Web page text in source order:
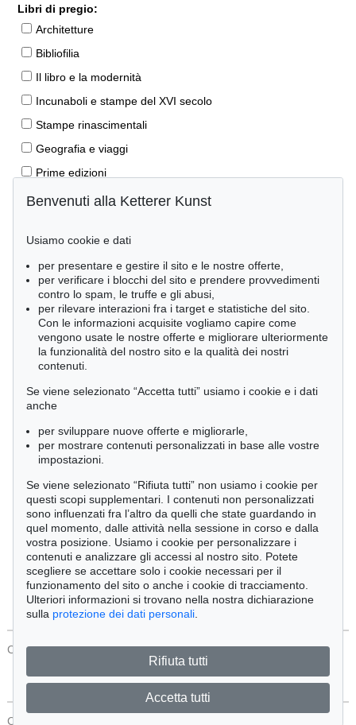
Libri di pregio:
Architetture
Bibliofilia
Il libro e la modernità
Incunaboli e stampe del XVI secolo
Stampe rinascimentali
Geografia e viaggi
Prime edizioni
Manoscritti antichi
Libri per bambini
Lifestyle
Pietre miliari delle scienze naturali
Letteratura classica
Economia e diritto
Meraviglie della natura
Cimelia
Ordine:
Tutti gli oggetti
Solo offerte attuali
Solo oggetti venduti
Cerca
CONTATTI Protezione Dei Dati
CONTATTI
Benvenuti alla Ketterer Kunst
Usiamo cookie e dati
per presentare e gestire il sito e le nostre offerte,
per verificare i blocchi del sito e prendere provvedimenti
contro lo spam, le truffe e gli abusi,
per rilevare interazioni fra i target e statistiche del sito.
Con le informazioni acquisite vogliamo capire come
vengono usate le nostre offerte e migliorare ulteriormente
la funzionalità del nostro sito e la qualità dei nostri
contenuti.
Se viene selezionato “Accetta tutti” usiamo i cookie e i dati
anche
per sviluppare nuove offerte e migliorarle,
per mostrare contenuti personalizzati in base alle vostre
impostazioni.
Se viene selezionato “Rifiuta tutti” non usiamo i cookie per
questi scopi supplementari. I contenuti non personalizzati
sono influenzati fra l’altro da quelli che state guardando in
quel momento, dalle attività nella sessione in corso e dalla
vostra posizione. Usiamo i cookie per personalizzare i
contenuti e analizzare gli accessi al nostro sito. Potete
scegliere se accettare solo i cookie necessari per il
funzionamento del sito o anche i cookie di tracciamento.
Ulteriori informazioni si trovano nella nostra dichiarazione
sulla protezione dei dati personali
Rifiuta tutti
Accetta tutti